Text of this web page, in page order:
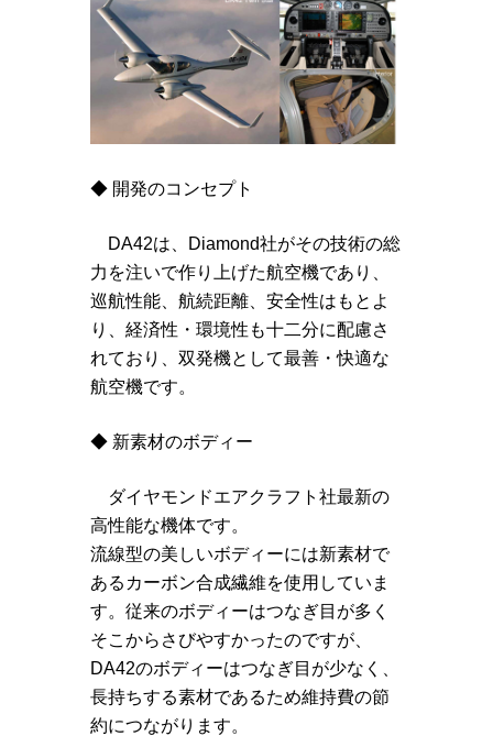
◆ 開発のコンセプト
DA42は、Diamond社がその技術の総
力を注いで作り上げた航空機であり、
巡航性能、航続距離、安全性はもとよ
り、経済性・環境性も十二分に配慮さ
れており、双発機として最善・快適な
航空機です。
◆ 新素材のボディー
ダイヤモンドエアクラフト社最新の
高性能な機体です。
流線型の美しいボディーには新素材で
あるカーボン合成繊維を使用していま
す。従来のボディーはつなぎ目が多く
そこからさびやすかったのですが、
DA42のボディーはつなぎ目が少なく、
長持ちする素材であるため維持費の節
約につながります。